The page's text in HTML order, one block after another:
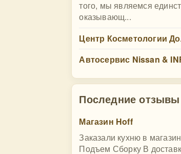
того, мы являемся
оказывающ...
Центр Косметологии
Автосервис Nissan &
Последние отзывы
Магазин Hoff
Заказали кухню в
Подъем Сборку В